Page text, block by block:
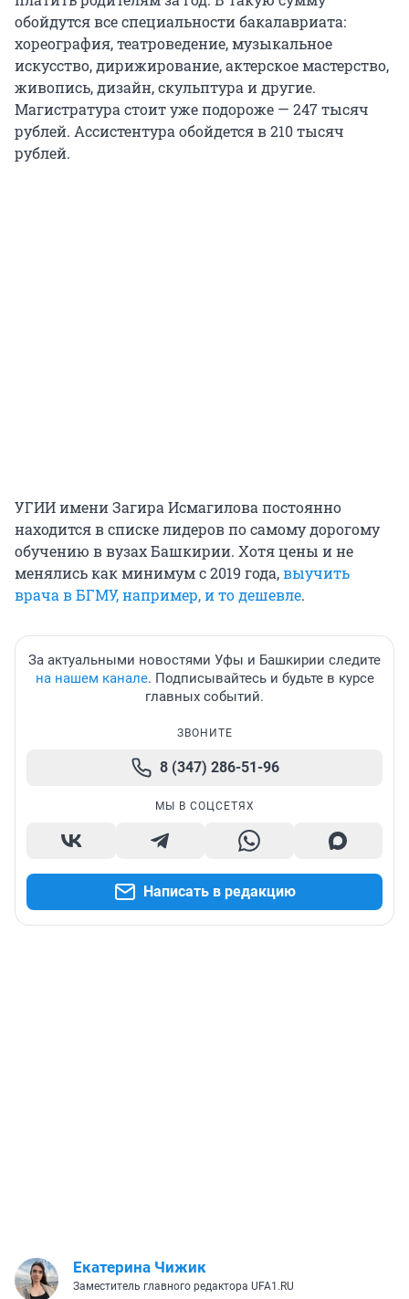
обойдутся все специальности бакалавриата:
хореография, театроведение, музыкальное
искусство, дирижирование, актерское мастерство,
живопись, дизайн, скульптура и другие.
Магистратура стоит уже подороже — 247 тысяч
рублей. Ассистентура обойдется в 210 тысяч
рублей.
УГИИ имени Загира Исмагилова постоянно
находится в списке лидеров по самому дорогому
обучению в вузах Башкирии. Хотя цены и не
менялись как минимум с 2019 года,выучить
врача в БГМУ, например, и то дешевле.
За актуальными новостями Уфы и Башкирии следите
на нашем канале. Подписывайтесь и будьте в курсе
главных событий.
ЗВОНИТЕ
8 (347) 286-51-96
МЫ В СОЦСЕТЯХ
Написать в редакцию
Екатерина Чижик
Заместитель главного редактора UFA1.RU